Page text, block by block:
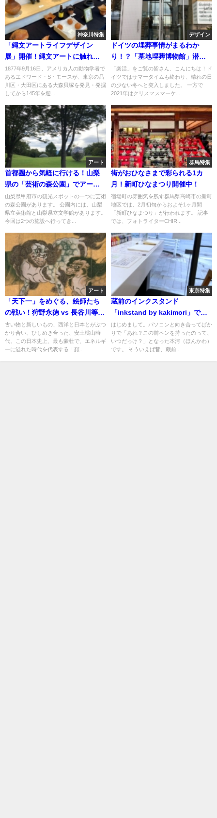
神奈川特集
「縄文アートライフデザイン
展」開催！縄文アートに触れら
れる2日間を楽しもう！
1877年9月16日、アメリカ人の動物学者で
あるエドワード・S・モースが、東京の品
川区・大田区にある大森貝塚を発見・発掘
してから145年を迎...
デザイン
ドイツの埋葬事情がまるわか
り！？「墓地埋葬博物館」潜入
レポート！
「楽活」をご覧の皆さん、こんにちは！ド
イツではサマータイムも終わり、晴れの日
の少ない冬へと突入しました。 一方で
2021年はクリスマスマーケ...
アート
首都圏から気軽に行ける！山梨
県の「芸術の森公園」でアート
の秋を満喫してきました！
山梨県甲府市の観光スポットの一つに芸術
の森公園があります。 公園内には、山梨
県立美術館と山梨県立文学館があります。
今回は2つの施設へ行ってき...
群馬特集
街がおひなさまで彩られる1カ
月！新町ひなまつり開催中！
宿場町の雰囲気を残す群馬県高崎市の新町
地区では、2月初旬からおよそ1ヶ月間
「新町ひなまつり」が行われます。 記事
では、フォトライターCHIR...
アート
「天下一」をめぐる、絵師たち
の戦い！狩野永徳 vs 長谷川等
伯！！
古い物と新しいもの、西洋と日本とがぶつ
かり合い、ひしめき合った、安土桃山時
代。この日本史上、最も豪壮で、エネルギ
ーに溢れた時代を代表する「顔...
東京特集
蔵前のインクスタンド
「inkstand by kakimori」でマ
イカラーインクづくりを体験し
てきました！
はじめまして。パソコンと向き合ってばか
りで「あれ？この前ペンを持ったのって、
いつだっけ？」となった本河（ほんかわ）
です。 そういえば昔、蔵前...